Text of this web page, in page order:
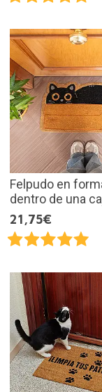
Felpudo en
dentro de una
21,75€